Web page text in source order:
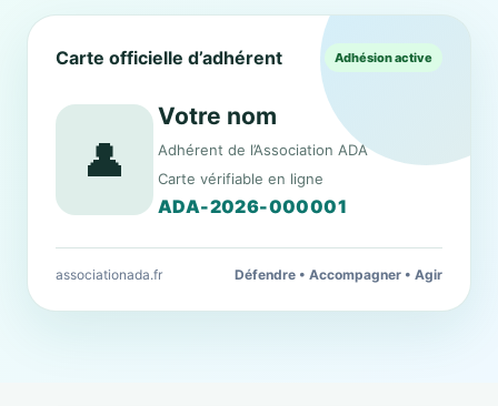
Carte officielle d’adhérent Adhésion active
👤
Votre nom
Adhérent de l’Association ADA
Carte vérifiable en ligne
ADA-2026-000001
associationada.fr Défendre • Accompagner • Agir